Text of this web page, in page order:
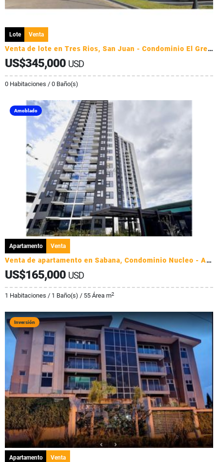
Lote Venta
Venta de lote en Tres Rios, San Juan - Condominio El Gregal
US$345,000 USD
0 Habitaciones / 0 Baño(s)
Amoblado
Apartamento Venta
Venta de apartamento en Sabana, Condominio Nucleo - Amoblado
US$165,000 USD
1 Habitaciones / 1 Baño(s) / 55 Área m2
Inversión
Apartamento Venta